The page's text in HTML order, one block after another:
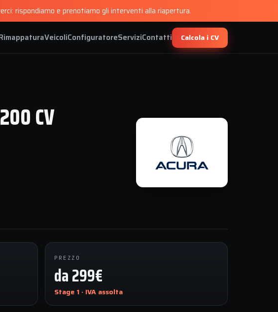
rispondiamo e prenotiamo gli interventi alla riapertura.
VeicoliConfiguratoreServiziContatti Calcola i CV
CV
PREZZO
da 299€
Stage 1 · IVA assolta